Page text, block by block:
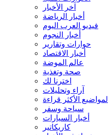
آخر الأخبار
أخبار الرياضة
فيديو العرب اليوم
أخبار النجوم
حوارات وتقارير
أخبار الاقتصاد
عالم الموضة
صحة وتغذية
اخترنا لك
آراء وتحليلات
المواضيع الأكثر قراءة
سياحة وسفر
أخبار السيارات
كاريكاتير